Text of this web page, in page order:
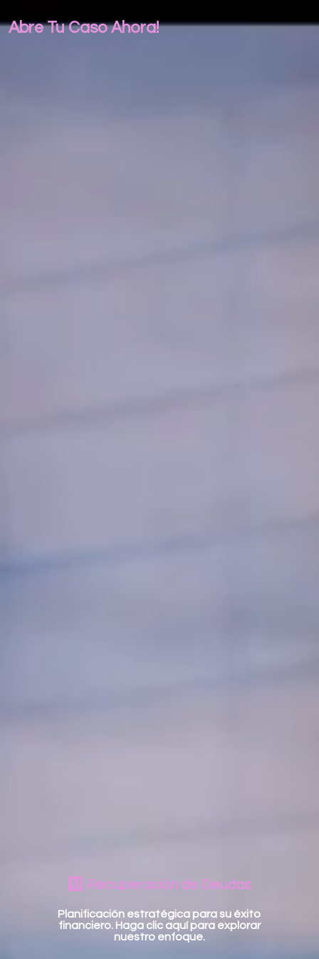
Abre Tu Caso Ahora!
3️⃣ Recuperación de Deudas
Planificación estratégica para su éxito
financiero. Haga clic aquí para explorar
nuestro enfoque.